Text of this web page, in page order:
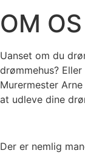
OM OS
Uanset om du
drømmehus?
Murermester
at udleve dine
Der er nemlig